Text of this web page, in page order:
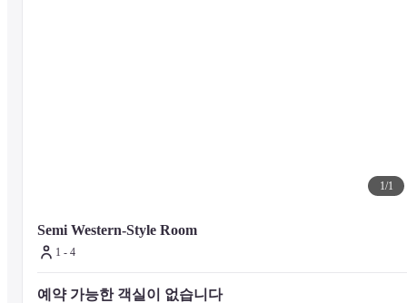
1/1
Semi Western-Style Room
1 - 4
예약 가능한 객실이 없습니다